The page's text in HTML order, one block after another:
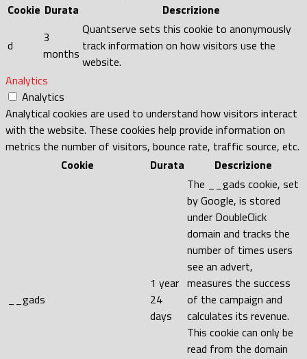
Cookie Durata Descrizione
d
3
months
Quantserve sets this cookie to anonymously
track information on how visitors use the
website.
Analytics
Analytics
Analytical cookies are used to understand how visitors interact
with the website. These cookies help provide information on
metrics the number of visitors, bounce rate, traffic source, etc.
Cookie
Durata Descrizione
__gads
1 year
24
days
The __gads cookie, set
by Google, is stored
under DoubleClick
domain and tracks the
number of times users
see an advert,
measures the success
of the campaign and
calculates its revenue.
This cookie can only be
read from the domain